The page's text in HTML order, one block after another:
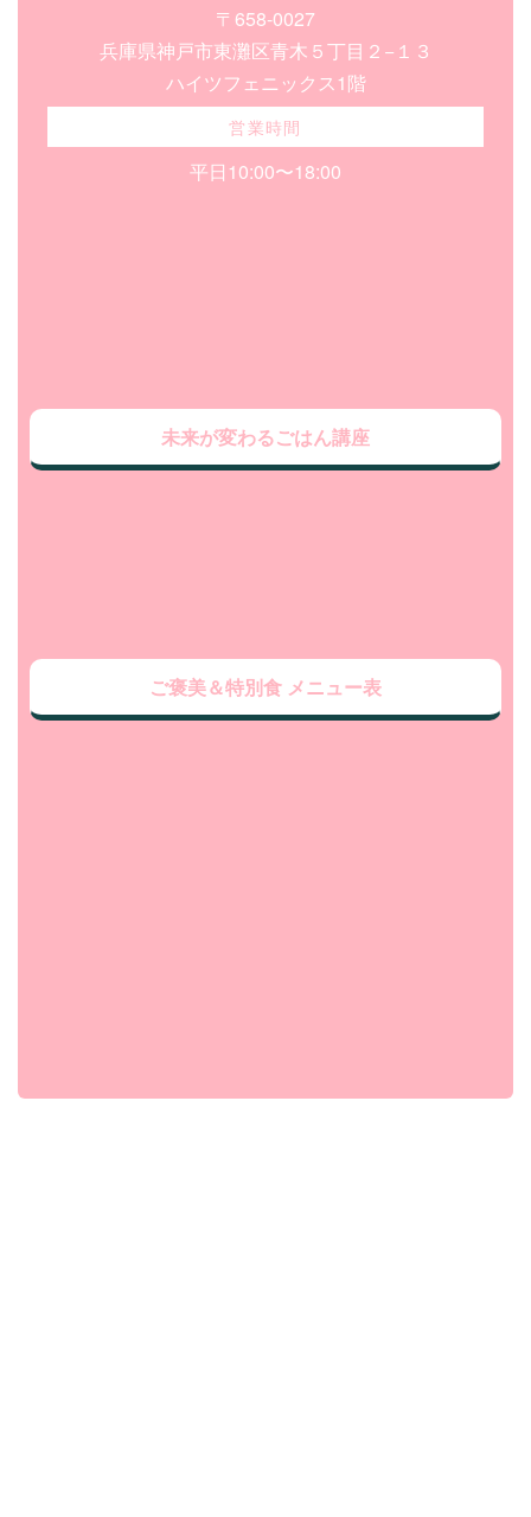
〒658-0027
兵庫県神戸市東灘区青木５丁目２−１３
ハイツフェニックス1階
営業時間
平日10:00〜18:00
未来が変わるごはん講座
ご褒美＆特別食 メニュー表